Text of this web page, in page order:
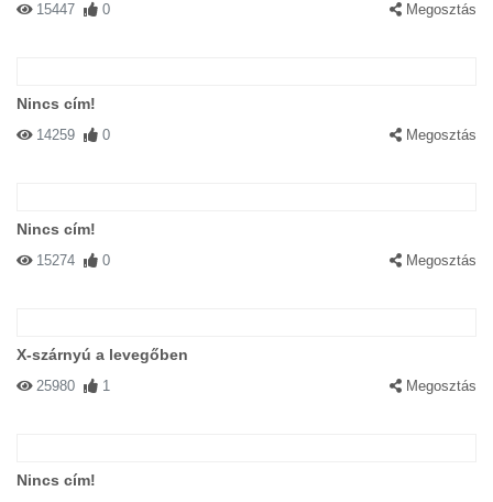
15447 0 Megosztás
Nincs cím!
14259 0 Megosztás
Nincs cím!
15274 0 Megosztás
X-szárnyú a levegőben
25980 1 Megosztás
Nincs cím!